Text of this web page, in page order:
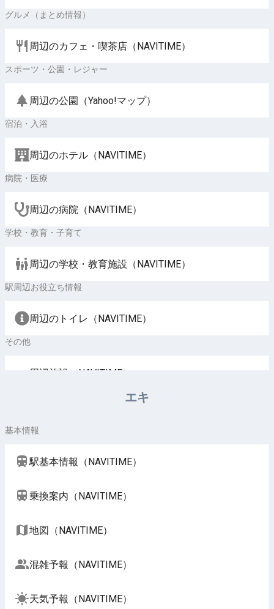
グルメ（まとめ情報）
周辺のカフェ・喫茶店（NAVITIME）
スポーツ・公園・レジャー
周辺の公園（Yahoo!マップ）
宿泊・入浴
周辺のホテル（NAVITIME）
病院・医療
周辺の病院（NAVITIME）
学校・教育・子育て
周辺の学校・教育施設（NAVITIME）
駅周辺お役立ち情報
周辺のトイレ（NAVITIME）
その他
周辺施設（NAVITIME）
エキ
基本情報
駅基本情報（NAVITIME）
乗換案内（NAVITIME）
地図（NAVITIME）
混雑予報（NAVITIME）
天気予報（NAVITIME）